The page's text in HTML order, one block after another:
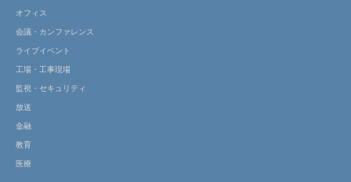
オフィス
会議・カンファレンス
ライブイベント
工場・工事現場
監視・セキュリティ
放送
金融
教育
医療